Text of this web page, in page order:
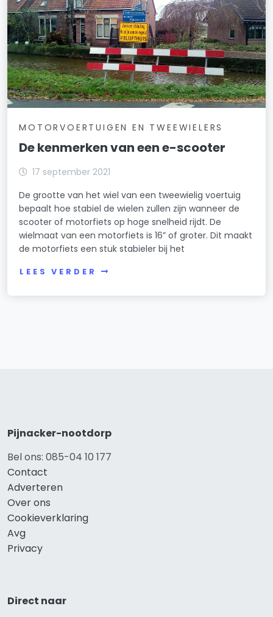
MOTORVOERTUIGEN EN TWEEWIELERS
De kenmerken van een e-scooter
17 september 2021
De grootte van het wiel van een tweewielig voertuig
bepaalt hoe stabiel de wielen zullen zijn wanneer de
scooter of motorfiets op hoge snelheid rijdt. De
wielmaat van een motorfiets is 16” of groter. Dit maakt
de motorfiets een stuk stabieler bij het
LEES VERDER
Pijnacker-nootdorp
Bel ons: 085-04 10 177
Contact
Adverteren
Over ons
Cookieverklaring
Avg
Privacy
Direct naar